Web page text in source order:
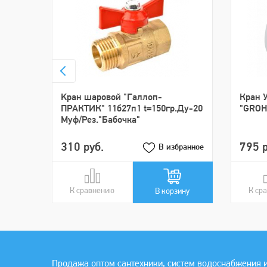
Kрaн шaровой "Галлoп-
ПРАКТИК" 11б27п1 t=150гр.Ду-20
Муф/Рeз."Бабочка"
310 руб. В избранное
К сравнению
В сравнении В корзину
Крaн
795
К
В
Продажа оптом сантехники, систем